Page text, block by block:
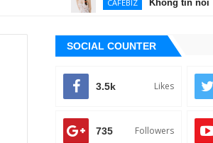
CAFEBIZ Không tin nổi Tần
SOCIAL COUNTER
3.5k Likes
735 Followers